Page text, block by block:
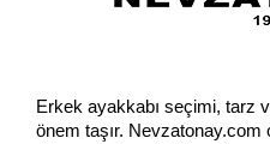
Erkek ayakkabı seçimi, tarz
önem taşır. Nevzatonay.com